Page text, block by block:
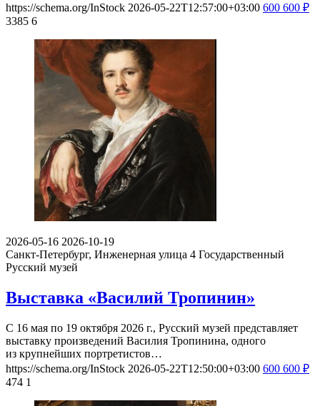
https://schema.org/InStock 2026-05-22T12:57:00+03:00 600 600 ₽
3385 6
2026-05-16 2026-10-19
Санкт-Петербург, Инженерная улица 4 Государственный
Русский музей
Выставка «Василий Тропинин»
С 16 мая по 19 октября 2026 г., Русский музей представляет
выставку произведений Василия Тропинина, одного
из крупнейших портретистов…
https://schema.org/InStock 2026-05-22T12:50:00+03:00 600 600 ₽
474 1